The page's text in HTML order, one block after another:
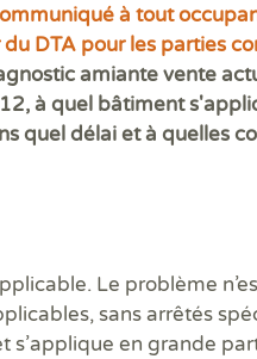
immobiliers
Collectif et Non collectif
2012
réglementaire
Piscine
avant démolition ou
pour bénéficier des aides à
rénovation
immobiliers en copropriété
Technique Global
division
et après travaux ou
amiante
travaux
avant démolition
?
à tout
DTA pour les parties
amiante vente
à quel bâtiment
quel délai et à quelles
Le problème
sans arrêtés
s’applique en grande